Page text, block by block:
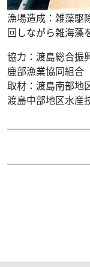
漁場造成：雑藻駆
回しながら雑海藻
協力：渡島総合振
鹿部漁業協同組合
取材：渡島南部
渡島中部地区水産